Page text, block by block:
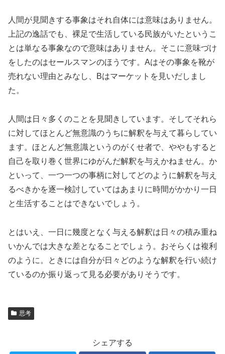
人間が見聞きする事象はそれ自体には意味はありません。
上記の逸話でも、裸足で生活している民族がいたというこ
とは単なる事象なので意味はありません。そこに意味づけ
をしたのはセールスマンのほうです。Aはその事象を靴が
売れない理由とみなし、Bはマーケットを見いだしまし
た。
人間は日々多くのことを見聞きしています。そしてそれら
に対してほとんど無意識のうちに解釈を与えて暮らしてい
ます。ほとんど無意識というのがくせ者で、ややもすると
自己を取り巻く世界にゆがんだ解釈を与えかねません。か
といって、一つ一つの事柄に対してどのように解釈を与え
るべきかを逐一検討していてはあまりに時間がかかり一日
と生活することはできないでしょう。
とはいえ、一日に幾度となく与える解釈は日々の積み重ね
いかんでは大きな差となることでしょう。おそらくは複利
のように。ときには自分が日々どのような解釈を行い続け
ているのか振り返って見る必要がありそうです。
思考
シェアする